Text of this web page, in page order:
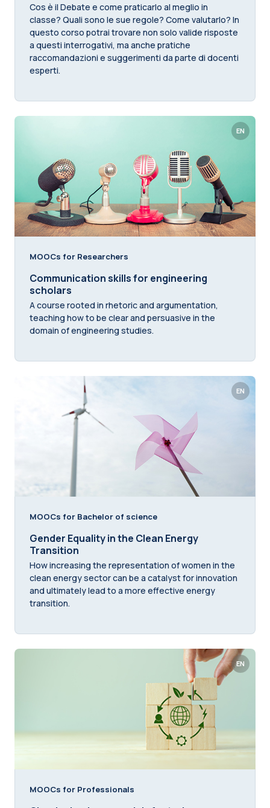
Cos è il Debate e come praticarlo al meglio in
classe? Quali sono le sue regole? Come valutarlo? In
questo corso potrai trovare non solo valide risposte
a questi interrogativi, ma anche pratiche
raccomandazioni e suggerimenti da parte di docenti
esperti.
EN
MOOCs for Researchers
Communication skills for engineering
scholars
A course rooted in rhetoric and argumentation,
teaching how to be clear and persuasive in the
domain of engineering studies.
EN
MOOCs for Bachelor of science
Gender Equality in the Clean Energy
Transition
How increasing the representation of women in the
clean energy sector can be a catalyst for innovation
and ultimately lead to a more effective energy
transition.
EN
MOOCs for Professionals